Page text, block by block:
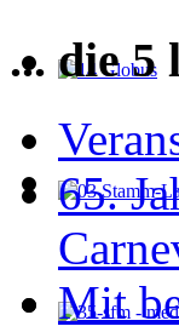
... die 5
65.
Mit